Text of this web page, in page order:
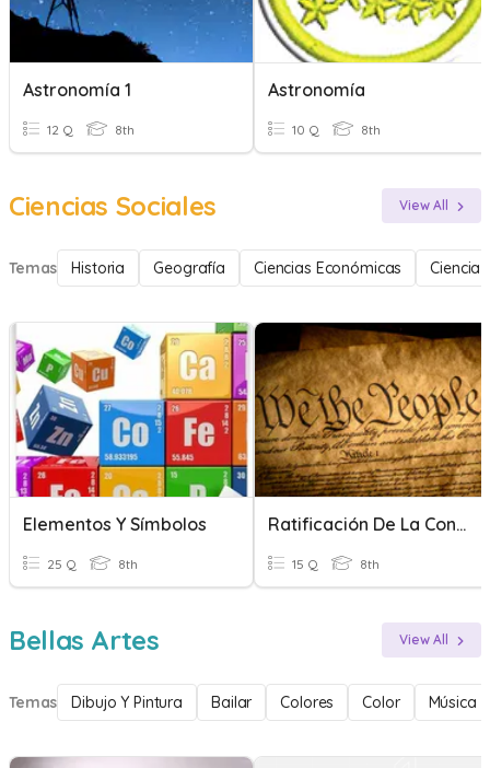
Astronomía 1
12 Q 8th
Astronomía
10 Q 8th
Ciencias Sociales View All
Temas Historia Geografía Ciencias Económicas Ciencia
Elementos Y Símbolos
25 Q 8th
Ratificación De La Constitución De Los Estados Unidos
15 Q 8th
Bellas Artes View All
Temas Dibujo Y Pintura Bailar Colores Color Música